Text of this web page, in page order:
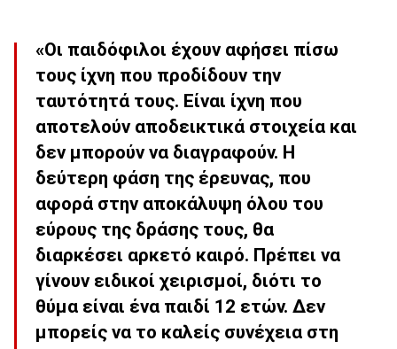
«Οι παιδόφιλοι έχουν αφήσει πίσω
τους ίχνη που προδίδουν την
ταυτότητά τους. Είναι ίχνη που
αποτελούν αποδεικτικά στοιχεία και
δεν μπορούν να διαγραφούν. Η
δεύτερη φάση της έρευνας, που
αφορά στην αποκάλυψη όλου του
εύρους της δράσης τους, θα
διαρκέσει αρκετό καιρό. Πρέπει να
γίνουν ειδικοί χειρισμοί, διότι το
θύμα είναι ένα παιδί 12 ετών. Δεν
μπορείς να το καλείς συνέχεια στη